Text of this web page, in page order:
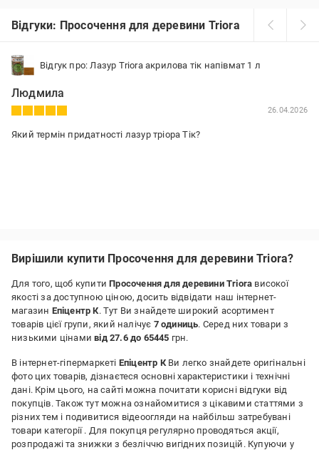
Відгуки: Просочення для деревини Triora
Відгук про: Лазур Triora акрилова тік напівмат 1 л
Людмила
26.04.2026
Який термін придатності лазур тріора Тік?
Вирішили купити Просочення для деревини Triora?
Для того, щоб купитиПросочення для деревини Triora високої
якості за доступною ціною, досить відвідати наш інтернет-
магазин Епіцентр К. Тут Ви знайдете широкий асортимент
товарів цієї групи, який налічує 7 одиниць. Серед них товари з
низькими цінамивід 27.6 до 65445 грн.
В інтернет-гіпермаркеті Епіцентр КВи легко знайдете оригінальні
фото цих товарів, дізнаєтеся основні характеристики і технічні
дані. Крім цього, на сайті можна почитати корисні відгуки від
покупців. Також тут можна ознайомитися з цікавими статтями з
різних тем і подивитися відеоогляди на найбільш затребувані
товари категорії . Для покупця регулярно проводяться акції,
розпродажі та знижки з безліччю вигідних позицій. Купуючи у